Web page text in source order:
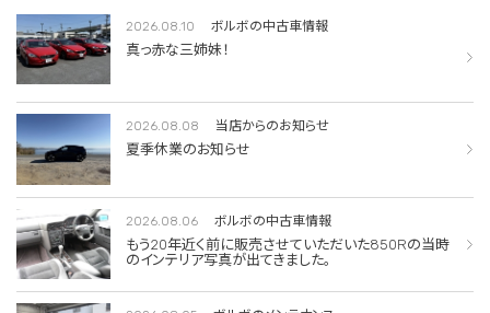
2026.08.10 ボルボの中古車情報
真っ赤な三姉妹！
2026.08.08 当店からのお知らせ
夏季休業のお知らせ
2026.08.06 ボルボの中古車情報
もう20年近く前に販売させていただいた850Rの当時
のインテリア写真が出てきました。